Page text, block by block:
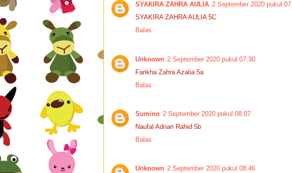
SYAKIRA ZAHRA AULIA 2 September 2020 pukul
SYAKIRA ZAHRA AULIA 5C
Balas
Unknown 2 September 2020 pukul 07.30
Farikha Zahra Azalia 5a
Balas
Sumino 2 September 2020 pukul 08.07
Naufal Adnan Rahid 5b
Balas
Unknown 2 September 2020 pukul 08.46